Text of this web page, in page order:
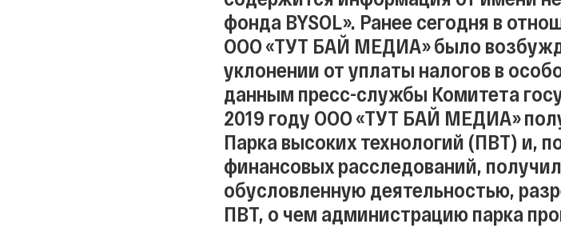
фонда BYSOL». Ранее сегодня в
ООО «ТУТ БАЙ МЕДИА» было
уклонении от уплаты налогов в
данным пресс-службы Комитета
2019 году ООО «ТУТ БАЙ МЕДИА»
Парка высоких технологий (ПВТ) и,
финансовых расследований,
обусловленную деятельностью,
ПВТ, о чем администрацию парка